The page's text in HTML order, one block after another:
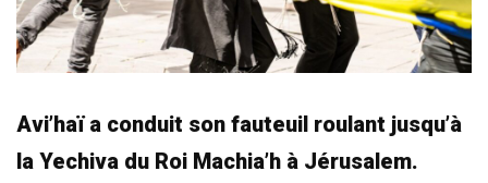
Avi’haï a conduit son fauteuil roulant jusqu’à
la Yechiva du Roi Machia’h à Jérusalem.